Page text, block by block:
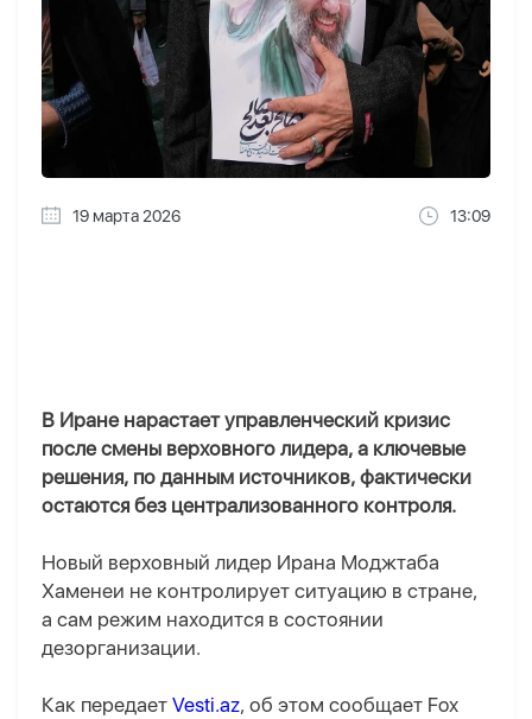
19 марта 2026 13:09
В Иране нарастает управленческий кризис
после смены верховного лидера, а ключевые
решения, по данным источников, фактически
остаются без централизованного контроля.
Новый верховный лидер Ирана Моджтаба
Хаменеи не контролирует ситуацию в стране,
а сам режим находится в состоянии
дезорганизации.
Как передает Vesti.az, об этом сообщает Fox